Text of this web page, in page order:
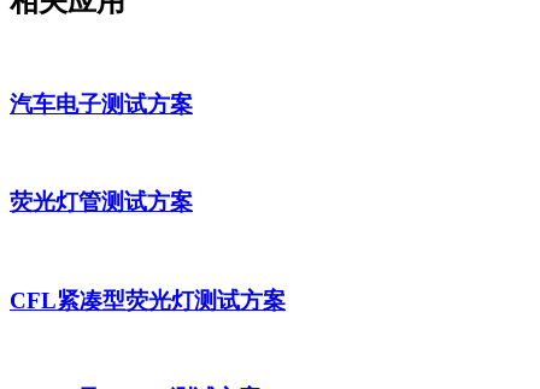
汽车电子测试方案
荧光灯管测试方案
CFL紧凑型荧光灯测试方案